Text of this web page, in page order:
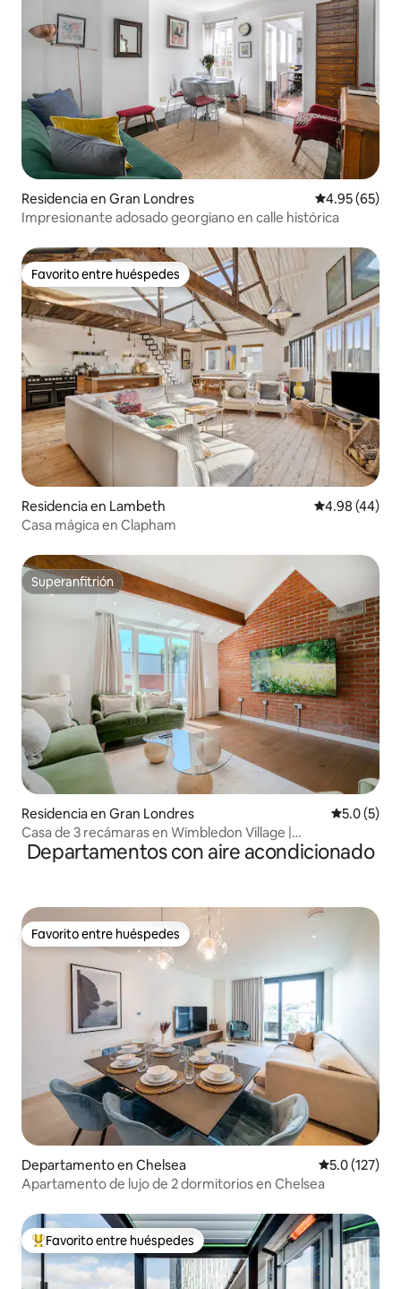
Residencia en Gran Londres Calificación
4.95 (65)
Impresionante adosado georgiano en calle histórica
Favorito entre huéspedes
Favorito entre huéspedes
Residencia en Lambeth Calificación
4.98 (44)
Casa mágica en Clapham
Superanfitrión
Superanfitrión
Residencia en Gran Londres
5.0 (5)
Casa de 3 recámaras en Wimbledon Village |
Estacionamiento gratuito
Departamentos con aire acondicionado
Favorito entre huéspedes
Favorito entre huéspedes
Departamento en Chelsea Calificación
5.0 (127)
Apartamento de lujo de 2 dormitorios en Chelsea
De los mejores en Favorito entre huéspedes
Favorito entre huéspedes